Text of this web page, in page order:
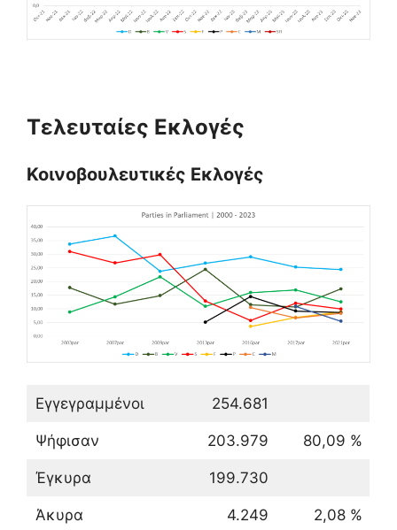
Τελευταίες Εκλογές
Κοινοβουλευτικές Εκλογές
Εγγεγραμμένοι 254.681
Ψήφισαν 203.979 80,09 %
Έγκυρα 199.730
Άκυρα 4.249 2,08 %